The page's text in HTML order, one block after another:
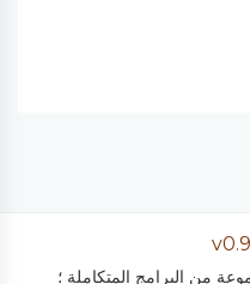
من البرامج المتكاملة ؛